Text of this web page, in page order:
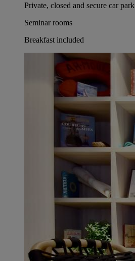
Private, closed and secure car park
Seminar rooms
Breakfast included